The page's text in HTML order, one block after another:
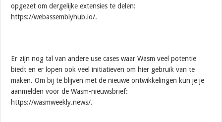
opgezet om dergelijke extensies te delen:
https://webassemblyhub.io/.
Er zijn nog tal van andere use cases waar Wasm veel potentie
biedt en er lopen ook veel initiatieven om hier gebruik van te
maken. Om bij te blijven met de nieuwe ontwikkelingen kun je je
aanmelden voor de Wasm-nieuwsbrief:
https://wasmweekly.news/.